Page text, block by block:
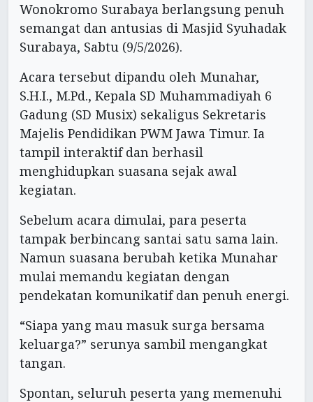
Wonokromo Surabaya berlangsung penuh
semangat dan antusias di Masjid Syuhadak
Surabaya, Sabtu (9/5/2026).
Acara tersebut dipandu oleh Munahar,
S.H.I., M.Pd., Kepala SD Muhammadiyah 6
Gadung (SD Musix) sekaligus Sekretaris
Majelis Pendidikan PWM Jawa Timur. Ia
tampil interaktif dan berhasil
menghidupkan suasana sejak awal
kegiatan.
Sebelum acara dimulai, para peserta
tampak berbincang santai satu sama lain.
Namun suasana berubah ketika Munahar
mulai memandu kegiatan dengan
pendekatan komunikatif dan penuh energi.
“Siapa yang mau masuk surga bersama
keluarga?” serunya sambil mengangkat
tangan.
Spontan, seluruh peserta yang memenuhi